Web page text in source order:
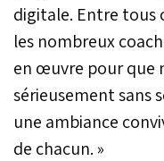
digitale. Entre tous
les nombreux
en œuvre pour que
sérieusement sans
une ambiance
de chacun. »